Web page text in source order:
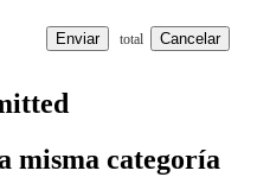
Enviar total Cancelar
misma categoría